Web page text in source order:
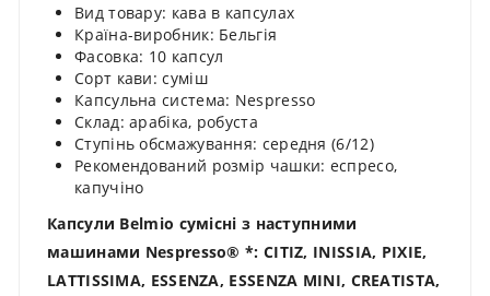
Вид товару: кава в капсулах
Країна-виробник: Бельгія
Фасовка: 10 капсул
Сорт кави: суміш
Капсульна система: Nespresso
Склад: арабіка, робуста
Ступінь обсмажування: середня (6/12)
Рекомендований розмір чашки: еспресо,
капучіно
Капсули Belmio сумісні з наступними
машинами Nespresso® *: CITIZ, INISSIA, PIXIE,
LATTISSIMA, ESSENZA, ESSENZA MINI, CREATISTA,